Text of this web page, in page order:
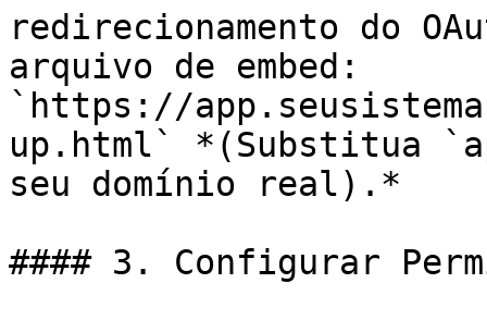
redirecionamento do
arquivo de embed:
`https://
up.html` *(Substitua
seu domínio real).*
#### 3. Configurar